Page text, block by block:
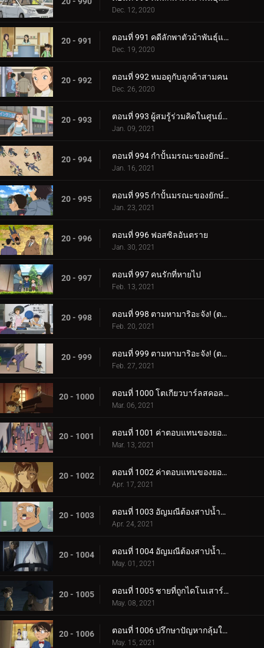
Dec. 12, 2020
20 - 991 ตอนที่ 991 คดีลักพาตัวม้าพันธุ์แท้ (ตอนจบ)
Dec. 19, 2020
20 - 992 ตอนที่ 992 หมอดูกับลูกค้าสามคน
Dec. 26, 2020
20 - 993 ตอนที่ 993 ผู้สมรู้ร่วมคิดในศูนย์อาหาร
Jan. 09, 2021
20 - 994 ตอนที่ 994 กำปั้นมรณะของยักษ์ทารอส (ตอนแรก)
Jan. 16, 2021
20 - 995 ตอนที่ 995 กำปั้นมรณะของยักษ์ทารอส (ตอนจบ)
Jan. 23, 2021
20 - 996 ตอนที่ 996 ฟอสซิลอันตราย
Jan. 30, 2021
20 - 997 ตอนที่ 997 คนรักที่หายไป
Feb. 13, 2021
20 - 998 ตอนที่ 998 ตามหามาริอะจัง! (ตอนแรก)
Feb. 20, 2021
20 - 999 ตอนที่ 999 ตามหามาริอะจัง! (ตอนจบ)
Feb. 27, 2021
20 - 1000 ตอนที่ 1000 โตเกียวบาร์ลสคอลเลกชัน
Mar. 06, 2021
20 - 1001 ตอนที่ 1001 ค่าตอบแทนของยอดไลก์ (ตอนแรก)" The Price of "Like
Mar. 13, 2021
20 - 1002 ตอนที่ 1002 ค่าตอบแทนของยอดไลก์ (ตอนจบ)" The Price of "Like
Apr. 17, 2021
20 - 1003 ตอนที่ 1003 อัญมณีต้องสาปน้ำตาบอร์เจีย (ตอนแรก)
Apr. 24, 2021
20 - 1004 ตอนที่ 1004 อัญมณีต้องสาปน้ำตาบอร์เจีย (ตอนจบ)
May. 01, 2021
20 - 1005 ตอนที่ 1005 ชายที่ถูกไดโนเสาร์บดขยี้
May. 08, 2021
20 - 1006 ตอนที่ 1006 ปรึกษาปัญหากลุ้มใจกลางรายการวิทยุ (ภาคท้าทาย)
May. 15, 2021